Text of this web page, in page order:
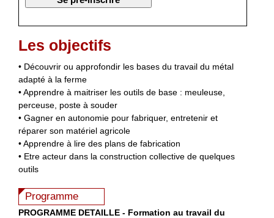
Les objectifs
• Découvrir ou approfondir les bases du travail du métal
adapté à la ferme
• Apprendre à maitriser les outils de base : meuleuse,
perceuse, poste à souder
• Gagner en autonomie pour fabriquer, entretenir et
réparer son matériel agricole
• Apprendre à lire des plans de fabrication
• Etre acteur dans la construction collective de quelques
outils
Programme
PROGRAMME DETAILLE - Formation au travail du